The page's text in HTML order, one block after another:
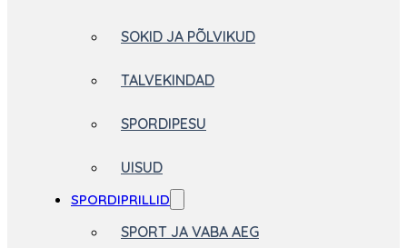
SOKID JA PÕLVIKUD
TALVEKINDAD
SPORDIPESU
UISUD
SPORDIPRILLID
SPORT JA VABA AEG